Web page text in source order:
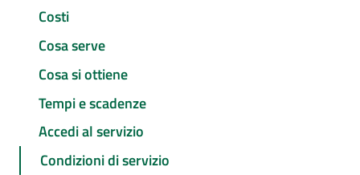
Costi
Cosa serve
Cosa si ottiene
Tempi e scadenze
Accedi al servizio
Condizioni di servizio